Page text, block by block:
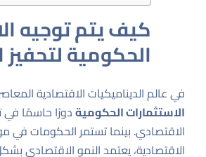
كيف يتم توجيه
الحكومية لتحفيز
في عالم الديناميكيات الاقتصادية
الاستثمارات الحكوميةدورًا حاسمًا في
الاقتصادي. بينما تستمر الحكومات في
الاقتصادية، يعتمد النمو الاقتصادي